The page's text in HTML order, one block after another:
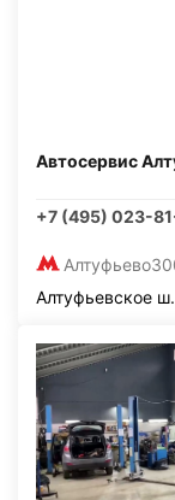
Автосервис
+7 (495) 023-
Алтуфьево
Алтуфьевское